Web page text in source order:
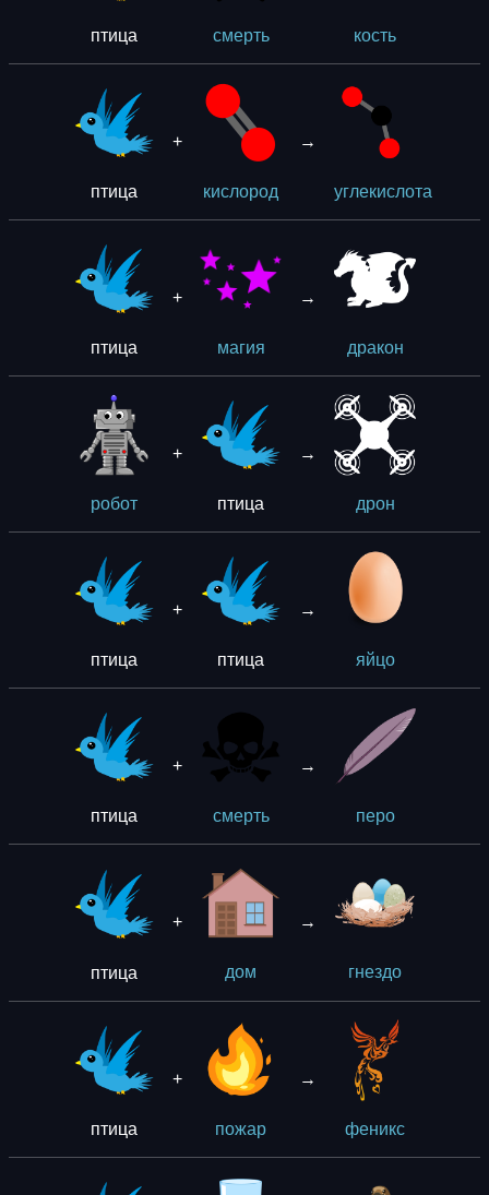
птица смерть кость
птица
+
кислород
→
углекислота
птица
+
магия
→
дракон
робот
+
птица
→
дрон
птица
+
птица
→
яйцо
птица
+
смерть
→
перо
птица
+
дом
→
гнездо
птица
+
пожар
→
феникс